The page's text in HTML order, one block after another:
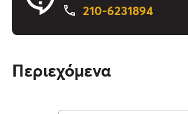
210-6231894
Περιεχόμενα